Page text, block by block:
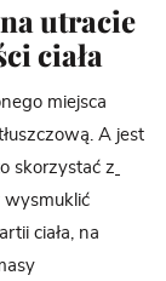
utracie
ciała
miejsca
A jest
skorzystać z
wysmuklić
ciała, na